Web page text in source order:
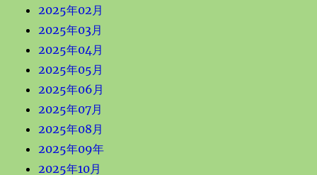
2025年02月
2025年03月
2025年04月
2025年05月
2025年06月
2025年07月
2025年08月
2025年09年
2025年10月